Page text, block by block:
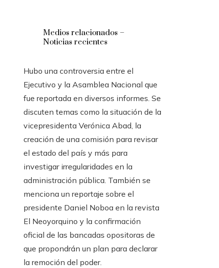
Medios relacionados –
Noticias recientes
Hubo una controversia entre el
Ejecutivo y la Asamblea Nacional que
fue reportada en diversos informes. Se
discuten temas como la situación de la
vicepresidenta Verónica Abad, la
creación de una comisión para revisar
el estado del país y más para
investigar irregularidades en la
administración pública. También se
menciona un reportaje sobre el
presidente Daniel Noboa en la revista
El Neoyorquino y la confirmación
oficial de las bancadas opositoras de
que propondrán un plan para declarar
la remoción del poder.